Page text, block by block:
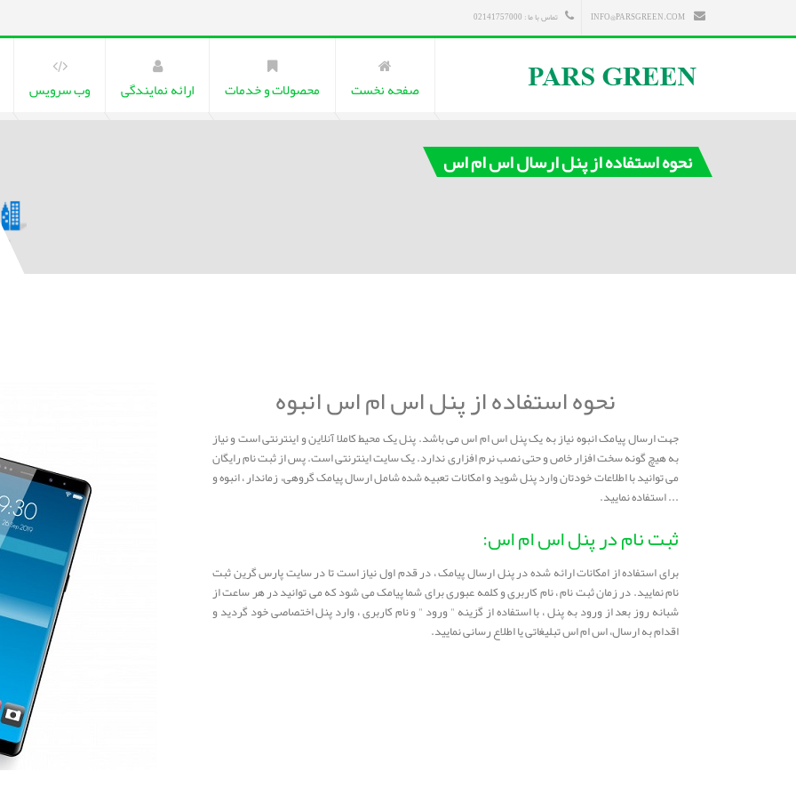
تماس با ما : 02141757000
صفحه نخست محصولات و خدمات ارائه نمایندگی وب سرویس
نحوه استفاده از پنل ارسال اس ام اس
نحوه استفاده از پنل اس ام اس انبوه
جهت ارسال پیامک انبوه نیاز به یک پنل اس ام اس می باشد. پنل یک محیط کاملا آنلاین و اینترنتی است و نیاز
به هیچ گونه سخت افزار خاص و حتی نصب نرم افزاری ندارد. یک سایت اینترنتی است. پس از ثبت نام رایگان
می توانید با اطلاعات خودتان وارد پنل شوید و امکانات تعبیه شده شامل ارسال پیامک گروهی، زماندار ، انبوه و
... استفاده نمایید.
ثبت نام در پنل اس ام اس:
برای استفاده از امکانات ارائه شده در پنل ارسال پیامک ، در قدم اول نیاز است تا در سایت پارس گرین ثبت
نام نمایید. در زمان ثبت نام ، نام کاربری و کلمه عبوری برای شما پیامک می شود که می توانید در هر ساعت از
شبانه روز بعد از ورود به پنل ، با استفاده از گزینه " ورود " و نام کاربری ، وارد پنل اختصاصی خود گردید و
اقدام به ارسال، اس ام اس تبلیغاتی یا اطلاع رسانی نمایید.